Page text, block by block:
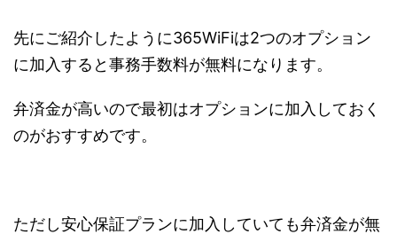
先にご紹介したように365WiFiは2つのオプション
に加入すると事務手数料が無料になります。
弁済金が高いので最初はオプションに加入しておく
のがおすすめです。
ただし安心保証プランに加入していても弁済金が無